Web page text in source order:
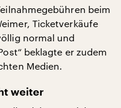
beim
Ticketverkäufe
normal und
beklagte er zudem
Medien.
weiter